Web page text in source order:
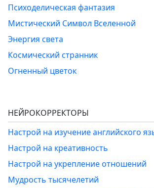
Психоделическая фантазия
Мистический Символ Вселенной
Энергия света
Космический странник
Огненный цветок
НЕЙРОКОРРЕКТОРЫ
Настрой на изучение английского
Настрой на креативность
Настрой на укрепление отношений
Мудрость тысячелетий